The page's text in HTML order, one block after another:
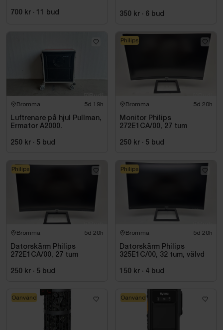
700 kr · 11 bud 350 kr · 6 bud
Bromma 5d 19h
Luftrenare på hjul Pullman,
Ermator A2000.
250 kr · 5 bud
Bromma 5d 20h
Monitor Philips
272E1CA/00, 27 tum
250 kr · 5 bud
Philips
Bromma 5d 20h
Datorskärm Philips
272E1CA/00, 27 tum
250 kr · 5 bud
Philips
Bromma 5d 20h
Datorskärm Philips
325E1C/00, 32 tum, välvd
150 kr · 4 bud
Philips
Oanvänd Oanvänd